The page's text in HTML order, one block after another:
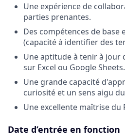
Une expérience de
parties prenantes.
Des compétences de base
(capacité à identifier des
Une aptitude à tenir à jour
sur Excel ou Google Sheets.
Une grande capacité
curiosité et un sens aigu
Une excellente maîtrise du
Date d’entrée en fonction